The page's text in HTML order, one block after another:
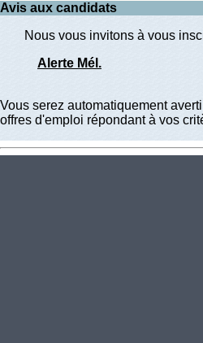
Avis aux candidats
Nous vous invitons à vous
Alerte Mél.
Vous serez automatiquement
offres d'emploi répondant à vos